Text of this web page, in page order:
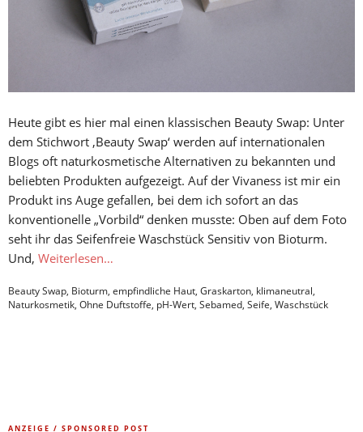
Heute gibt es hier mal einen klassischen Beauty Swap: Unter
dem Stichwort ‚Beauty Swap‘ werden auf internationalen
Blogs oft naturkosmetische Alternativen zu bekannten und
beliebten Produkten aufgezeigt. Auf der Vivaness ist mir ein
Produkt ins Auge gefallen, bei dem ich sofort an das
konventionelle „Vorbild“ denken musste: Oben auf dem Foto
seht ihr das Seifenfreie Waschstück Sensitiv von Bioturm.
Und, Weiterlesen…
Beauty Swap, Bioturm, empfindliche Haut, Graskarton, klimaneutral,
Naturkosmetik, Ohne Duftstoffe, pH-Wert, Sebamed, Seife, Waschstück
ANZEIGE / SPONSORED POST